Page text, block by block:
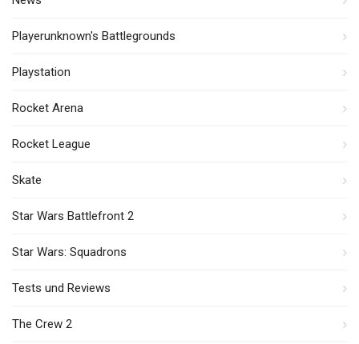
Playerunknown's Battlegrounds
Playstation
Rocket Arena
Rocket League
Skate
Star Wars Battlefront 2
Star Wars: Squadrons
Tests und Reviews
The Crew 2